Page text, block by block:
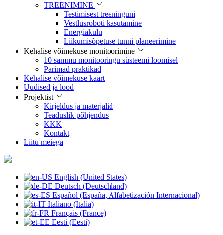
TREENIMINE
Testimisest treeninguni
Vestlusroboti kasutamine
Energiakulu
Liikumisõpetuse tunni planeerimine
Kehalise võimekuse monitoorimine
10 sammu monitooringu süsteemi loomisel
Parimad praktikad
Kehalise võimekuse kaart
Uudised ja lood
Projektist
Kirjeldus ja materjalid
Teaduslik põhjendus
KKK
Kontakt
Liitu meiega
English (United States)
Deutsch (Deutschland)
Español (España, Alfabetización Internacional)
Italiano (Italia)
Français (France)
Eesti (Eesti)